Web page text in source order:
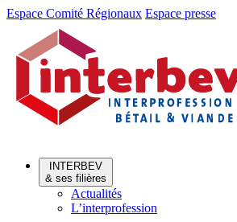
Aller
Aller
contenu
Espace Comité Régionaux Espace presse
INTERBEV
& ses filières
Actualités
L’interprofession